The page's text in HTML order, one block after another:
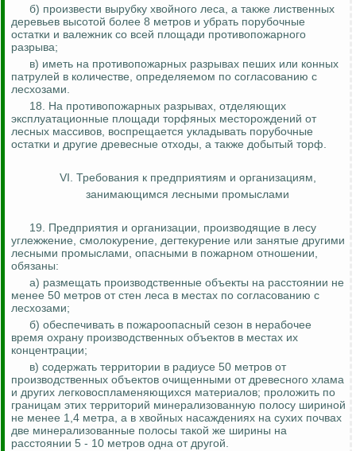
б) произвести вырубку хвойного леса, а также лиственных
деревьев высотой более 8 метров и убрать порубочные
остатки и валежник со всей площади противопожарного
разрыва;
в) иметь на противопожарных разрывах пеших или конных
патрулей в количестве, определяемом по согласованию с
лесхозами.
18. На противопожарных разрывах, отделяющих
эксплуатационные площади торфяных месторождений от
лесных массивов, воспрещается укладывать порубочные
остатки и другие древесные отходы, а также добытый торф.
VI. Требования к предприятиям и организациям,
занимающимся лесными промыслами
19. Предприятия и организации, производящие в лесу
углежжение, смолокурение, дегтекурение или занятые другими
лесными промыслами, опасными в пожарном отношении,
обязаны:
а) размещать производственные объекты на расстоянии не
менее 50 метров от стен леса в местах по согласованию с
лесхозами;
б) обеспечивать в пожароопасный сезон в нерабочее
время охрану производственных объектов в местах их
концентрации;
в) содержать территории в радиусе 50 метров от
производственных объектов очищенными от древесного хлама
и других легковоспламеняющихся материалов; проложить по
границам этих территорий минерализованную полосу шириной
не менее 1,4 метра, а в хвойных насаждениях на сухих почвах
две минерализованные полосы такой же ширины на
расстоянии 5 - 10 метров одна от другой.